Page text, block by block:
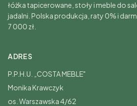
łóżka tapicerowane, stoły i meble do
jadalni. Polska produkcja, raty 0% i
7 000 zł.
ADRES
P.P.H.U. „COSTA MEBLE"
Monika Krawczyk
os. Warszawska 4/62